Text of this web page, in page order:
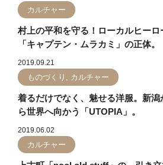
カルチャー
村上の平和を守る！ローカルヒーロ
「キャプテン・ムラカミ」の正体。
2019.09.21
ものづくり, カルチャー
着るだけでなく、魅せる洋服。新潟
ら世界へ向かう「UTOPIA」。
2019.06.02
カルチャー